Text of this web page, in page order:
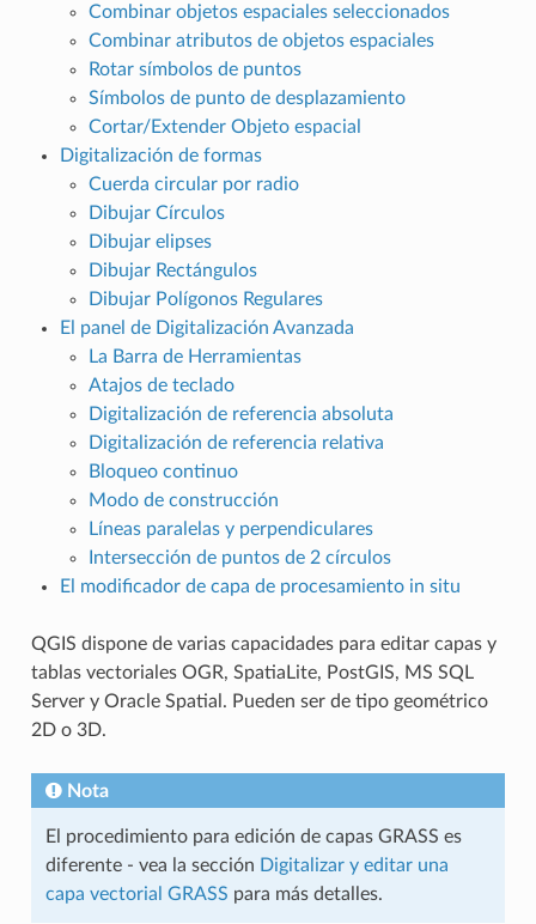
Combinar objetos espaciales seleccionados
Combinar atributos de objetos espaciales
Rotar símbolos de puntos
Símbolos de punto de desplazamiento
Cortar/Extender Objeto espacial
Digitalización de formas
Cuerda circular por radio
Dibujar Círculos
Dibujar elipses
Dibujar Rectángulos
Dibujar Polígonos Regulares
El panel de Digitalización Avanzada
La Barra de Herramientas
Atajos de teclado
Digitalización de referencia absoluta
Digitalización de referencia relativa
Bloqueo continuo
Modo de construcción
Líneas paralelas y perpendiculares
Intersección de puntos de 2 círculos
El modificador de capa de procesamiento in situ
QGIS dispone de varias capacidades para editar capas y
tablas vectoriales OGR, SpatiaLite, PostGIS, MS SQL
Server y Oracle Spatial. Pueden ser de tipo geométrico
2D o 3D.
Nota
El procedimiento para edición de capas GRASS es
diferente - vea la sección Digitalizar y editar una
capa vectorial GRASS para más detalles.